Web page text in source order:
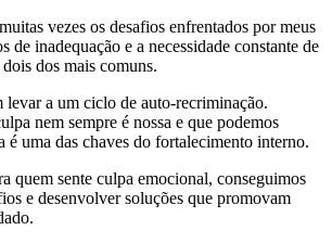
vezes os desafios enfrentados por meus
de inadequação e a necessidade constante de
dos mais comuns.
levar a um ciclo de auto-recriminação.
nem sempre é nossa e que podemos
é uma das chaves do fortalecimento interno.
quem sente culpa emocional, conseguimos
e desenvolver soluções que promovam